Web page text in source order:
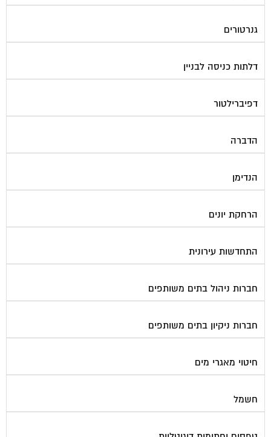
גנרטורים
דלתות כניסה לבניין
דפיברילטור
הדברה
הנדימן
הרחקת יונים
התחדשות עירונית
חברות ניהול בתים משותפים
חברות ניקיון בתים משותפים
חיטוי מאגרי מים
חשמל